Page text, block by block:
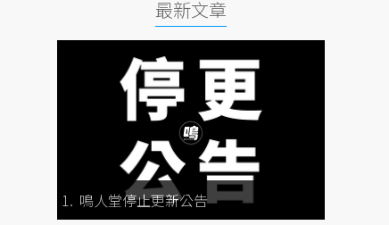
最新文章
鳴人堂停止更新公告